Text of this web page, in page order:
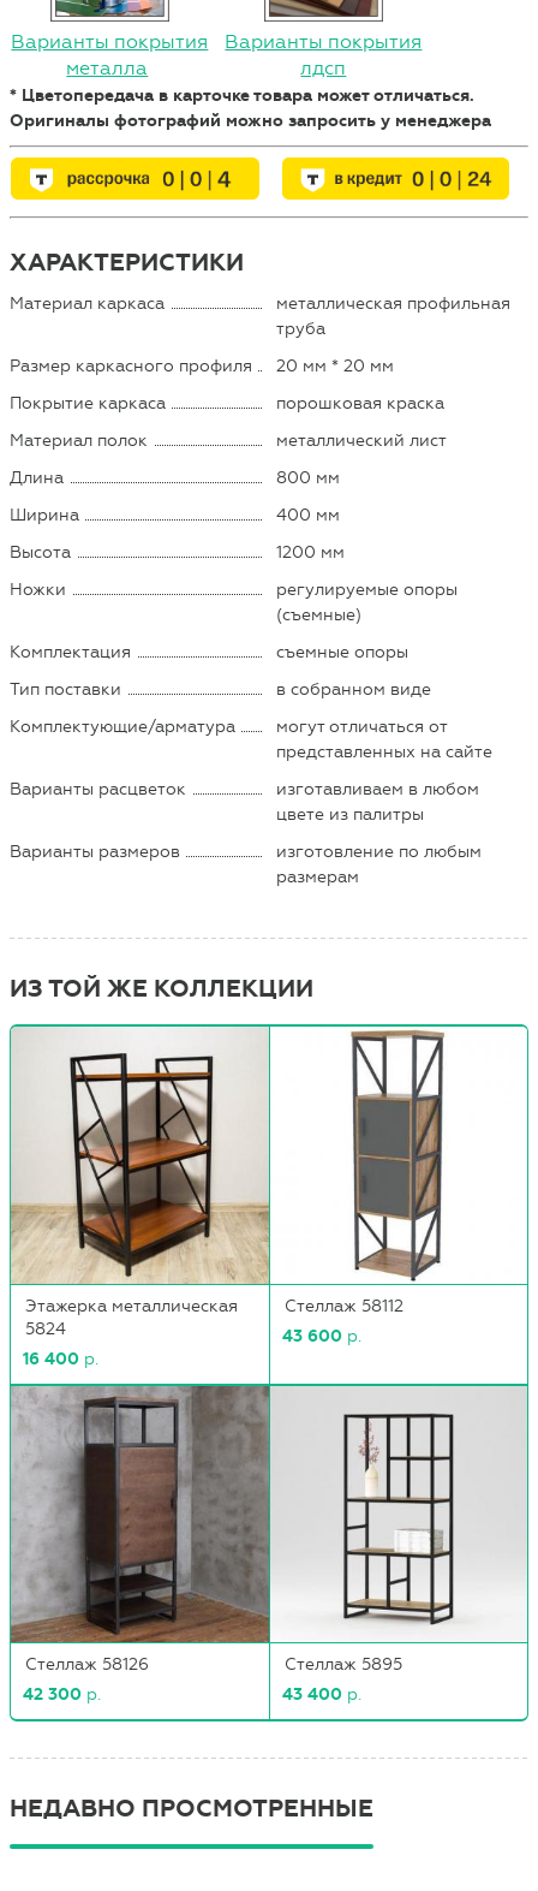
Варианты покрытия
металла
Варианты покрытия
лдсп
* Цветопередача в карточке товара может отличаться.
Оригиналы фотографий можно запросить у менеджера
ХАРАКТЕРИСТИКИ
Материал каркаса
металлическая профильная
труба
Размер каркасного профиля
20 мм * 20 мм
Покрытие каркаса
порошковая краска
Материал полок
металлический лист
Длина
800 мм
Ширина
400 мм
Высота
1200 мм
Ножки
регулируемые опоры
(съемные)
Комплектация
съемные опоры
Тип поставки
в собранном виде
Комплектующие/арматура
могут отличаться от
представленных на сайте
Варианты расцветок
изготавливаем в любом
цвете из палитры
Варианты размеров
изготовление по любым
размерам
ИЗ ТОЙ ЖЕ КОЛЛЕКЦИИ
Этажерка металлическая
5824
16 400 р.
Стеллаж 58112
43 600 р.
Стеллаж 58126
42 300 р.
Стеллаж 5895
43 400 р.
НЕДАВНО ПРОСМОТРЕННЫЕ